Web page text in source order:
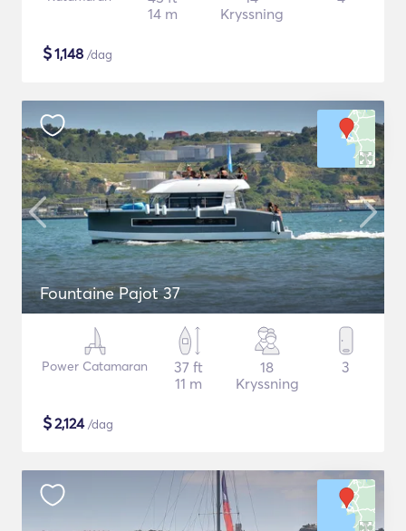
14 m
Kryssning
$1,148 /dag
Fountaine Pajot 37
Power Catamaran
37 ft
11 m
18
Kryssning
3
$2,124/dag